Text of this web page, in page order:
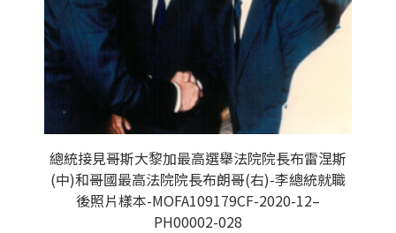
總統接見哥斯大黎加最高選舉法院院長布雷涅斯
(中)和哥國最高法院院長布朗哥(右)-李總統就職
後照片樣本-MOFA109179CF-2020-12–
PH00002-028